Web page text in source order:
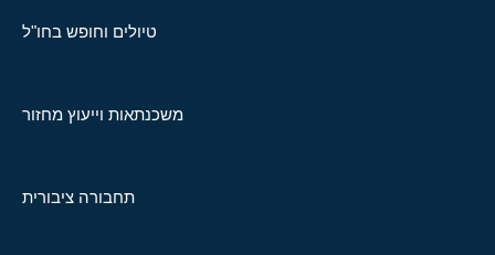
טיולים וחופש בחו"ל
משכנתאות וייעוץ מחזור
תחבורה ציבורית